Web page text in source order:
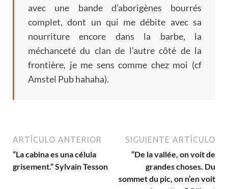
avec une bande d’aborigènes bourrés
complet,dont un qui me débite avec sa
nourriture encore dans la barbe, la
méchanceté du clan de l’autre côté de la
frontière, je me sens comme chez moi (cf
Amstel Pub hahaha).
ARTÍCULO ANTERIOR
“La cabina es una célula
grisement.” Sylvain Tesson
SIGUIENTE ARTÍCULO
“De la vallée, on voit de
grandes choses. Du
sommet du pic, on n’en voit